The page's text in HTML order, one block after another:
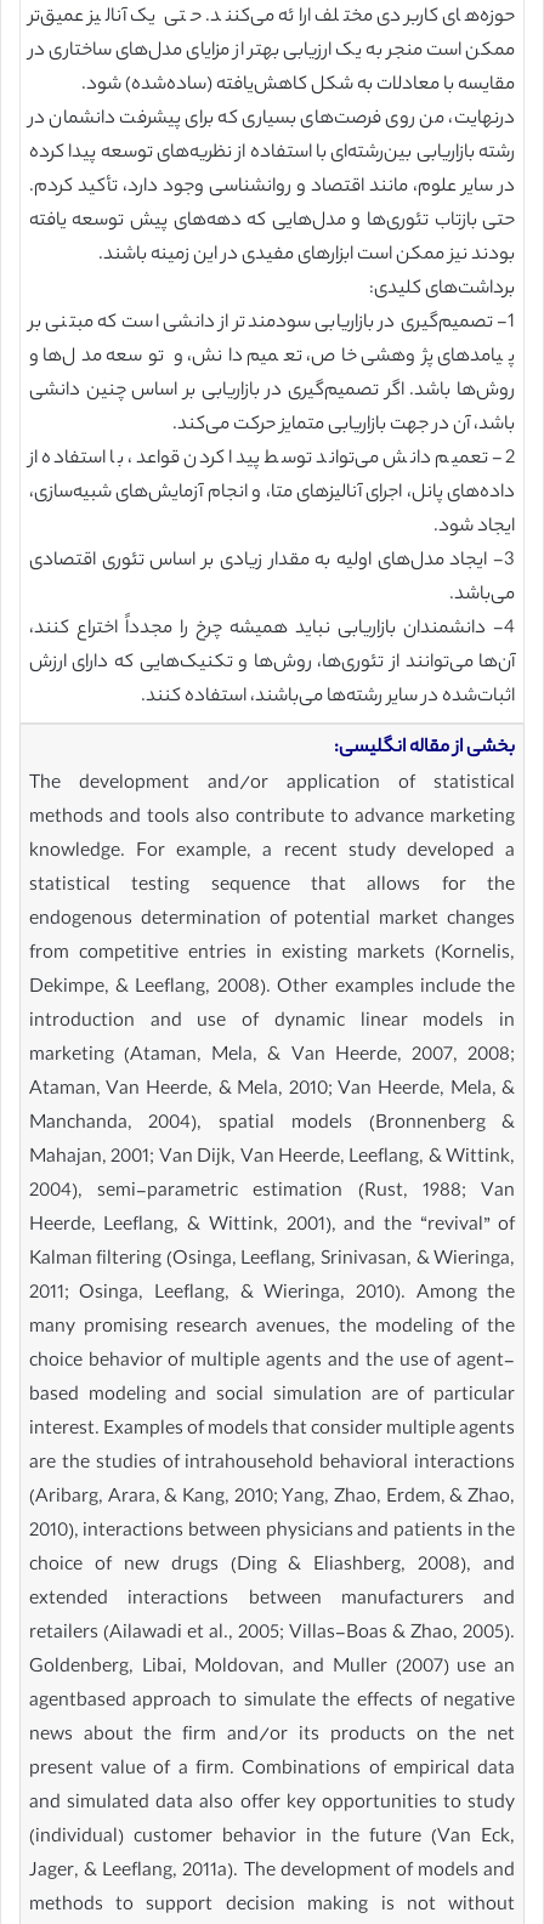
حوزه‌های کاربردی مختلف ارائه می‌کنند. حتی یک آنالیز عمیق‌تر
ممکن است منجر به یک ارزیابی بهتر از مزایای مدل‌های ساختاری در
مقایسه با معادلات به شکل کاهش‌یافته (ساده‌شده) شود.
درنهایت، من روی فرصت‌های بسیاری که برای پیشرفت دانشمان در
رشته بازاریابی بین‌رشته‌ای با استفاده از نظریه‌های توسعه پیدا کرده
در سایر علوم، مانند اقتصاد و روانشناسی وجود دارد، تأکید کردم.
حتی بازتاب تئوری‌ها و مدل‌هایی که دهه‌های پیش توسعه یافته
بودند نیز ممکن است ابزارهای مفیدی در این زمینه باشند.
برداشت‌های کلیدی:
1- تصمیم‌گیری در بازاریابی سودمندتر از دانشی است که مبتنی بر
پیامدهای پژوهشی خاص، تعمیم دانش، و توسعه مدل‌ها و
روش‌ها باشد. اگر تصمیم‌گیری در بازاریابی بر اساس چنین دانشی
باشد، آن در جهت بازاریابی متمایز حرکت می‌کند.
2- تعمیم دانش می‌تواند توسط پیدا کردن قواعد، با استفاده از
داده‌های پانل، اجرای آنالیزهای متا، و انجام آزمایش‌های شبیه‌سازی،
ایجاد شود.
3- ایجاد مدل‌های اولیه به مقدار زیادی بر اساس تئوری اقتصادی
می‌باشد.
4- دانشمندان بازاریابی نباید همیشه چرخ را مجدداً اختراع کنند،
آن‌ها می‌توانند از تئوری‌ها، روش‌ها و تکنیک‌هایی که دارای ارزش
اثبات‌شده در سایر رشته‌ها می‌باشند، استفاده کنند.
بخشی از مقاله انگلیسی:
The development and/or application of statistical
methods and tools also contribute to advance marketing
knowledge. For example, a recent study developed a
statistical testing sequence that allows for the
endogenous determination of potential market changes
from competitive entries in existing markets (Kornelis,
Dekimpe, & Leeflang, 2008). Other examples include the
introduction and use of dynamic linear models in
marketing (Ataman, Mela, & Van Heerde, 2007, 2008;
Ataman, Van Heerde, & Mela, 2010; Van Heerde, Mela, &
Manchanda, 2004), spatial models (Bronnenberg &
Mahajan, 2001; Van Dijk, Van Heerde, Leeflang, & Wittink,
2004), semi-parametric estimation (Rust, 1988; Van
Heerde, Leeflang, & Wittink, 2001), and the “revival” of
Kalman filtering (Osinga, Leeflang, Srinivasan, & Wieringa,
2011; Osinga, Leeflang, & Wieringa, 2010). Among the
many promising research avenues, the modeling of the
choice behavior of multiple agents and the use of agent-
based modeling and social simulation are of particular
interest. Examples of models that consider multiple agents
are the studies of intrahousehold behavioral interactions
(Aribarg, Arara, & Kang, 2010; Yang, Zhao, Erdem, & Zhao,
2010), interactions between physicians and patients in the
choice of new drugs (Ding & Eliashberg, 2008), and
extended interactions between manufacturers and
retailers (Ailawadi et al., 2005; Villas-Boas & Zhao, 2005).
Goldenberg, Libai, Moldovan, and Muller (2007) use an
agentbased approach to simulate the effects of negative
news about the firm and/or its products on the net
present value of a firm. Combinations of empirical data
and simulated data also offer key opportunities to study
(individual) customer behavior in the future (Van Eck,
Jager, & Leeflang, 2011a). The development of models and
methods to support decision making is not without